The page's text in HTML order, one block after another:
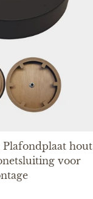
Plafondplaat hout
voor